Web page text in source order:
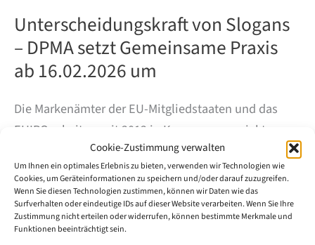
Cookie-Zustimmung verwalten
Um Ihnen ein optimales Erlebnis zu bieten, verwenden wir Technologien wie
Cookies, um Geräteinformationen zu speichern und/oder darauf zuzugreifen.
Wenn Sie diesen Technologien zustimmen, können wir Daten wie das
Surfverhalten oder eindeutige IDs auf dieser Website verarbeiten. Wenn Sie Ihre
Zustimmung nicht erteilen oder widerrufen, können bestimmte Merkmale und
Funktionen beeinträchtigt sein.
Unterscheidungskraft von Slogans
– DPMA setzt Gemeinsame Praxis
ab 16.02.2026 um
Die Markenämter der EU-Mitgliedstaaten und das
EUIPO arbeiten seit 2012 in Konvergenzprojekten an
einer möglichst einheitlichen Entscheidungspraxis.
Das Konvergenzprojekt 17 (KP17/CP17) befasst sich
mit der Frage, wann Slogans als Marke
unterscheidungskräftig sind und welche Faktoren
dabei typischerweise eine Rolle spielen.